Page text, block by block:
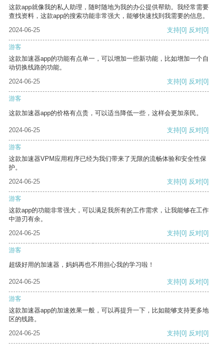
这款app就像我的私人助理，随时随地为我的办公提供帮助。我经常需要
查找资料，这款app的搜索功能非常强大，能够快速找到我需要的信息。
2024-06-25
支持[0] 反对[0]
游客
这款加速器app的功能有点单一，可以增加一些新功能，比如增加一个自
动切换线路的功能。
2024-06-25
支持[0] 反对[0]
游客
这款加速器app的价格有点贵，可以适当降低一些，这样会更加亲民。
2024-06-25 支持[0] 反对[0]
游客
这款加速器VPM应用程序已经为我们带来了无限的流畅体验和安全性保
护。
2024-06-25
支持[0] 反对[0]
游客
这款app的功能非常强大，可以满足我所有的工作需求，让我能够在工作
中游刃有余。
2024-06-25
支持[0] 反对[0]
游客
超级好用的加速器，妈妈再也不用担心我的学习啦！
2024-06-25 支持[0] 反对[0]
游客
这款加速器app的加速效果一般，可以再提升一下，比如能够支持更多地
区的线路。
2024-06-25
支持[0] 反对[0]